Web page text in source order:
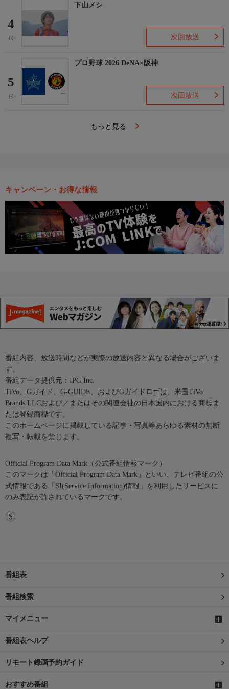
4
(-)
下山メシ
次回放送
5
(-)
プロ野球 2026 DeNA×阪神
次回放送
もっと見る
キャンペーン・お得な情報
番組内容、放送時間などが実際の放送内容と異なる場合がございま
す。
番組データ提供元：IPG Inc.
TiVo、Gガイド、G-GUIDE、およびGガイドロゴは、米国TiVo
Brands LLCおよび／またはその関連会社の日本国内における商標ま
たは登録商標です。
このホームページに掲載している記事・写真等あらゆる素材の無断
複写・転載を禁じます。
Official Program Data Mark（公式番組情報マーク）
このマークは「Official Program Data Mark」といい、テレビ番組の公
式情報である「SI(Service Information)情報」を利用したサービスに
のみ表記が許されているマークです。
番組表
番組検索
マイメニュー
番組表ヘルプ
リモート録画予約ガイド
おすすめ番組